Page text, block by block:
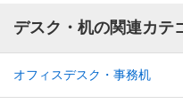
デスク・机の関連カテ
オフィスデスク・事務机